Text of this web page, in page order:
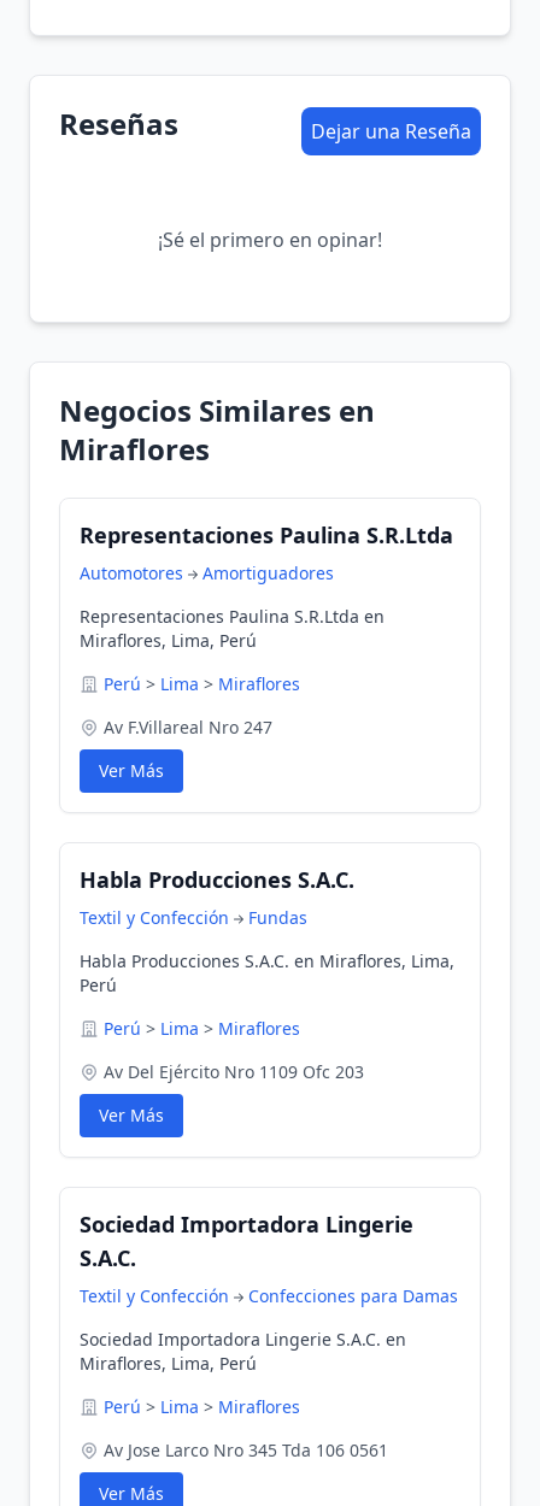
Reseñas Dejar una Reseña
¡Sé el primero en opinar!
Negocios Similares en
Miraflores
Representaciones Paulina S.R.Ltda
Automotores
Amortiguadores
Representaciones Paulina S.R.Ltda en
Miraflores, Lima, Perú
Perú > Lima > Miraflores
Av F.Villareal Nro 247
Ver Más
Habla Producciones S.A.C.
Textil y Confección
Fundas
Habla Producciones S.A.C. en Miraflores, Lima,
Perú
Perú > Lima > Miraflores
Av Del Ejército Nro 1109 Ofc 203
Ver Más
Sociedad Importadora Lingerie
S.A.C.
Textil y Confección
Confecciones para Damas
Sociedad Importadora Lingerie S.A.C. en
Miraflores, Lima, Perú
Perú > Lima > Miraflores
Av Jose Larco Nro 345 Tda 106 0561
Ver Más